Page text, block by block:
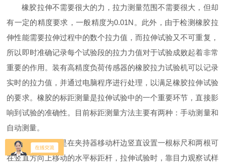
橡胶拉伸不需要很大的力，拉力测量范围不需要很大，但却
有一定的精度要求，一般精度为0.01N 。此外，由于检测橡胶拉
伸性能需要拉伸过程中的数个拉力值，而拉伸试验又不可重复，
所以即时准确记录每个试验段的拉力力值对于试验成败起着非常
重要的作用。装有高精度负荷传感器的橡胶拉力试验机可以记录
实时的拉力值，并通过电脑程序进行处理，以满足橡胶拉伸试验
的要求。橡胶的标距测量是拉伸试验中的一个重要环节，直接影
响到试验的准确性。目前标距测量方法主要有两种：手动测量和
自动测量。
手动测量就是在夹持器移动杆边竖直设置一根标尺和两根可
在竖直方向上移动的水平标距杆，拉伸试验时，靠目力观察试样